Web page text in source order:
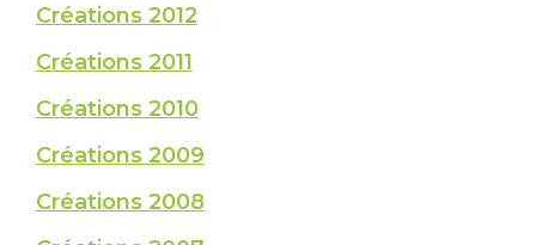
Créations 2012
Créations 2011
Créations 2010
Créations 2009
Créations 2008